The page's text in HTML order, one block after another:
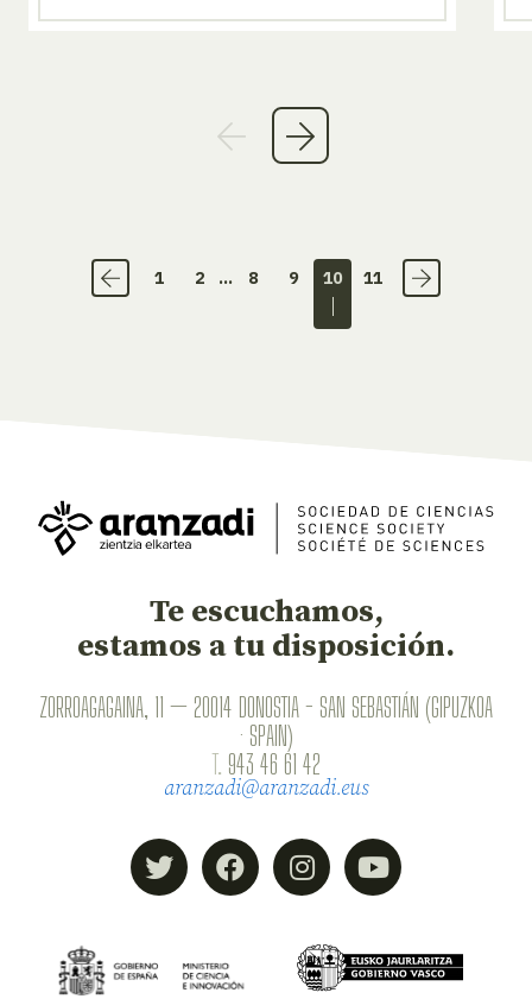
1 2 ... 8 9 10 11
Te escuchamos,
estamos a tu disposición.
ZORROAGAGAINA, 11 — 20014 DONOSTIA - SAN SEBASTIÁN (GIPUZKOA
· SPAIN)
T. 943 46 61 42
aranzadi@aranzadi.eus